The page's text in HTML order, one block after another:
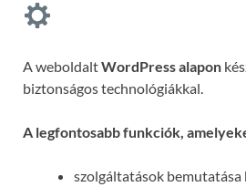
A weboldaltWordPress alapon
biztonságos technológiákkal.
A legfontosabb funkciók,
szolgáltatások